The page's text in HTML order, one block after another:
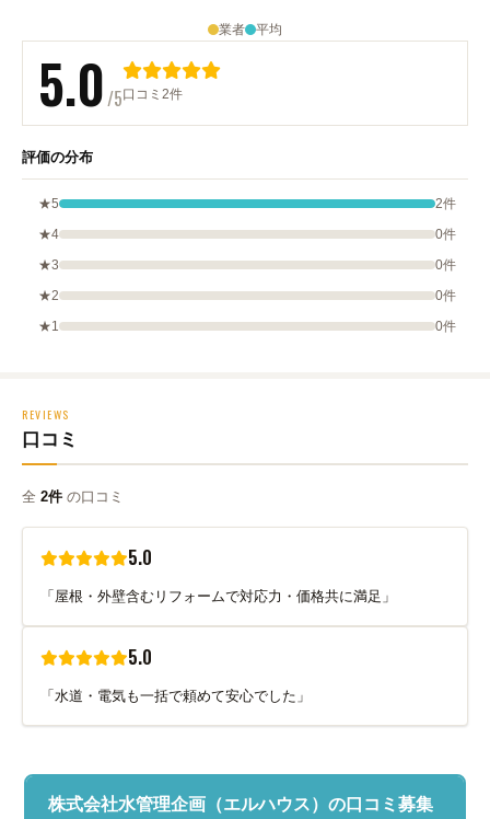
業者 平均
5.0/5口コミ2件
評価の分布
★5
2件
★4
0件
★3
0件
★2
0件
★1
0件
REVIEWS
口コミ
全 2件 の口コミ
5.0
「屋根・外壁含むリフォームで対応力・価格共に満足」
5.0
「水道・電気も一括で頼めて安心でした」
株式会社水管理企画（エルハウス）の口コミ募集